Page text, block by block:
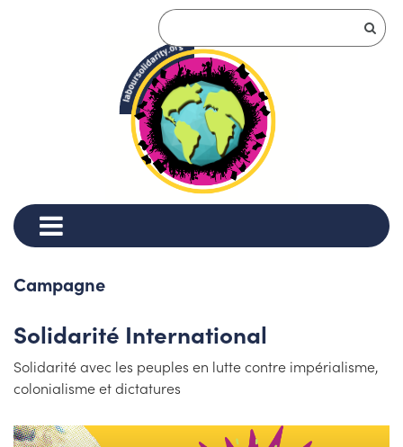
Campagne
Solidarité International
Solidarité avec les peuples en lutte contre impérialisme,
colonialisme et dictatures